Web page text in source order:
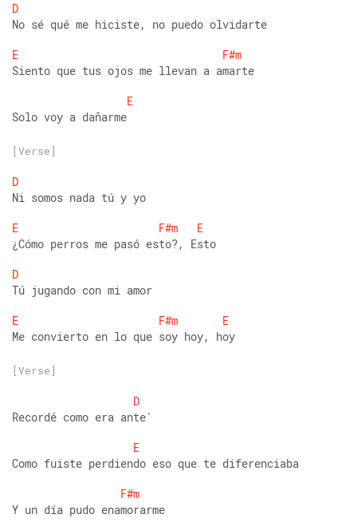
D
No sé qué me hiciste, no puedo olvidarte
E
F#m
Siento que tus ojos me llevan a amarte
E
Solo voy a dañarme
[Verse]
D
Ni somos nada tú y yo
E
F#m
E
¿Cómo perros me pasó esto?, Esto
D
Tú jugando con mi amor
E
F#m
E
Me convierto en lo que soy hoy, hoy
[Verse]
D
Recordé como era ante'
E
Como fuiste perdiendo eso que te diferenciaba
F#m
Y un día pudo enamorarme